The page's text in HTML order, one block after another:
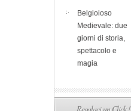
Belgioioso
Medievale: due
giorni di storia,
spettacolo e
magia